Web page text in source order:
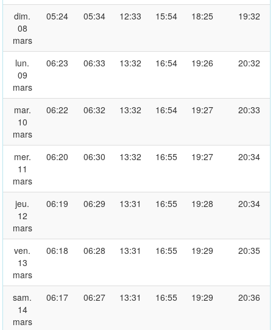
dim.
08
mars
05:24 05:34 12:33 15:54 18:25 19:32
lun.
09
mars
06:23 06:33 13:32 16:54 19:26 20:32
mar.
10
mars
06:22 06:32 13:32 16:54 19:27 20:33
mer.
11
mars
06:20 06:30 13:32 16:55 19:27 20:34
jeu.
12
mars
06:19 06:29 13:31 16:55 19:28 20:34
ven.
13
mars
06:18 06:28 13:31 16:55 19:29 20:35
sam.
14
mars
06:17 06:27 13:31 16:55 19:29 20:36